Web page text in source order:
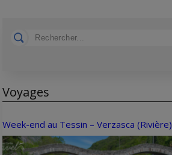
Voyages
Week-end au Tessin – Verzasca (Rivière)